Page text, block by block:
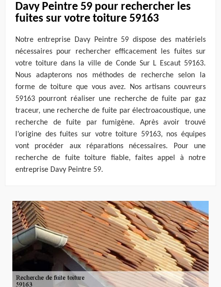
Davy Peintre 59 pour rechercher les
fuites sur votre toiture 59163
Notre entreprise Davy Peintre 59 dispose des matériels
nécessaires pour rechercher efficacement les fuites sur
votre toiture dans la ville de Conde Sur L Escaut 59163.
Nous adapterons nos méthodes de recherche selon la
forme de toiture que vous avez. Nos artisans couvreurs
59163 pourront réaliser une recherche de fuite par gaz
traceur, une recherche de fuite par électroacoustique, une
recherche de fuite par fumigène. Après avoir trouvé
l’origine des fuites sur votre toiture 59163, nos équipes
vont procéder aux réparations nécessaires. Pour une
recherche de fuite toiture fiable, faites appel à notre
entreprise Davy Peintre 59.